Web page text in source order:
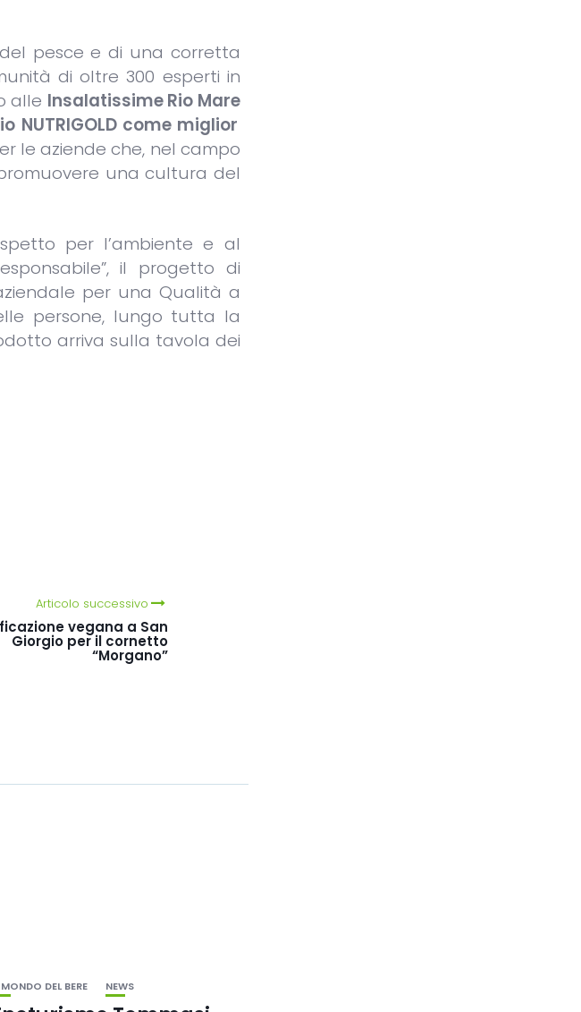
pesce e di una corretta
di oltre 300 esperti in
alle Insalatissime Rio Mare
NUTRIGOLD come miglior
le aziende che, nel campo
una cultura del
per l’ambiente e al
il progetto di
per una Qualità a
persone, lungo tutta la
arriva sulla tavola dei
Articolo successivo
vegana a San
Giorgio per il cornetto
“Morgano”
MONDO DEL BERE NEWS